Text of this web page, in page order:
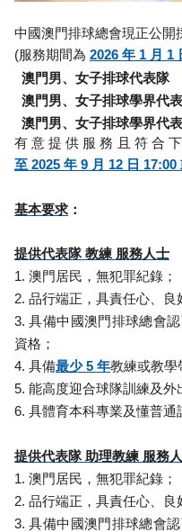
中國澳門排球總會現正公開
(服務期間為 2026 年 1 月 1
澳門男、女子排球代表隊
澳門男、女子排球學界代
澳門男、女子排球學界代
有意提供服務且符合
至 2025 年 9 月 12 日 17:00
基本要求 ：
提供代表隊 教練 服務人士
1. 澳門居民，無犯罪紀錄；
2. 品行端正，具責任心、良
3. 具備中國澳門排球總會
資格；
4. 具備最少 5 年教練或教學
5. 能高度迎合球隊訓練及外
6. 具體育本科專業及懂普通
提供代表隊 助理教練 服務
1. 澳門居民，無犯罪紀錄；
2. 品行端正，具責任心、良
3. 具備中國澳門排球總會